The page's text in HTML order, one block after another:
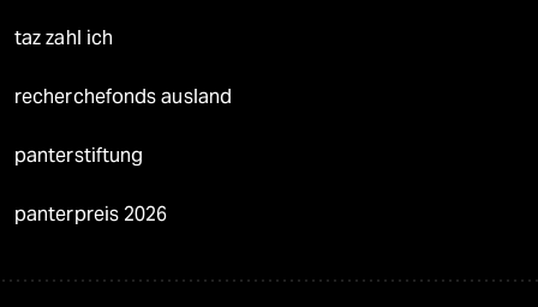
taz zahl ich
recherchefonds ausland
panterstiftung
panterpreis 2026